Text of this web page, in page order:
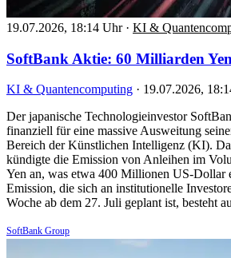
19.07.2026, 18:14 Uhr · KI &
SoftBank Aktie: 60 Milliarden
KI & Quantencomputing · 19.07.2026,
Der japanische Technologieinvestor
finanziell für eine massive Ausweitung
Bereich der Künstlichen Intelligenz (KI).
kündigte die Emission von Anleihen im
Yen an, was etwa 400 Millionen US-Dollar
Emission, die sich an institutionelle
Woche ab dem 27. Juli geplant ist, besteht
SoftBank Group